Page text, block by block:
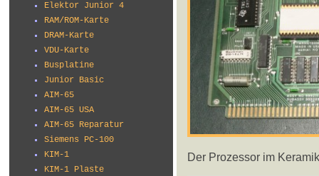
Elektor Junior 4
RAM/ROM-Karte
DRAM-Karte
VDU-Karte
Busplatine
Junior Basic
AIM-65
AIM-65 USA
AIM-65 Reparatur
Siemens PC-100
KIM-1
KIM-1 Plaste
Der Prozessor im